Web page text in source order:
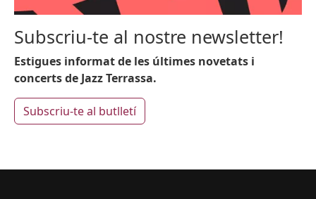
Subscriu-te al nostre newsletter!
Estigues informat de les últimes novetats i
concerts de Jazz Terrassa.
Subscriu-te al butlletí